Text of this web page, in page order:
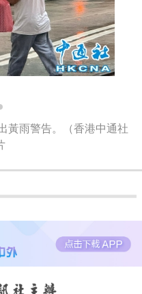
黃雨警告。（香港中通社